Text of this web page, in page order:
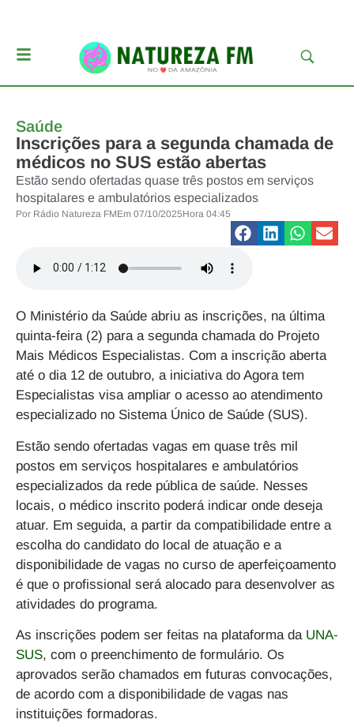
Saúde
Inscrições para a segunda chamada de
médicos no SUS estão abertas
Estão sendo ofertadas quase três postos em serviços
hospitalares e ambulatórios especializados
Por Rádio Natureza FMEm 07/10/2025Hora 04:45
O Ministério da Saúde abriu as inscrições, na última
quinta-feira (2) para a segunda chamada do Projeto
Mais Médicos Especialistas. Com a inscrição aberta
até o dia 12 de outubro, a iniciativa do Agora tem
Especialistas visa ampliar o acesso ao atendimento
especializado no Sistema Único de Saúde (SUS).
Estão sendo ofertadas vagas em quase três mil
postos em serviços hospitalares e ambulatórios
especializados da rede pública de saúde. Nesses
locais, o médico inscrito poderá indicar onde deseja
atuar. Em seguida, a partir da compatibilidade entre a
escolha do candidato do local de atuação e a
disponibilidade de vagas no curso de aperfeiçoamento
é que o profissional será alocado para desenvolver as
atividades do programa.
As inscrições podem ser feitas na plataforma da UNA-
SUS, com o preenchimento de formulário. Os
aprovados serão chamados em futuras convocações,
de acordo com a disponibilidade de vagas nas
instituições formadoras.